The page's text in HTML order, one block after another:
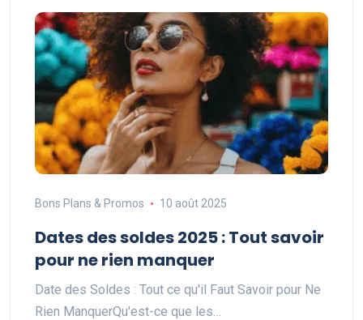
Bons Plans & Promos 10 août 2025
Dates des soldes 2025 : Tout savoir
pour ne rien manquer
Date des Soldes : Tout ce qu'il Faut Savoir pour Ne
Rien ManquerQu'est-ce que les…